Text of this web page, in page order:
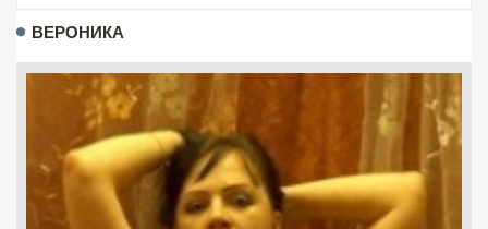
ВЕРОНИКА